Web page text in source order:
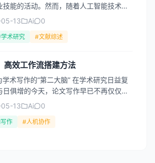
技能的活动。然而，随着人工智能技术的
是大型语言模型（如GPT系列、Claude
13 Ai 0
术研究 #文献综述
高效工作流搭建方法
术写作的“第二大脑” 在学术研究日益复
日俱增的今天，论文写作早已不再仅仅是
涉及文献检索、数据整理、逻辑构建、语
13 Ai 0
作 #人机协作